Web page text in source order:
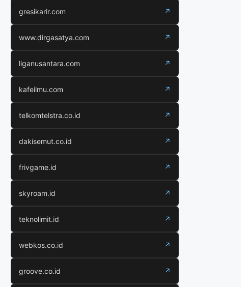
gresikarir.com ↗
www.dirgasatya.com ↗
liganusantara.com ↗
kafeilmu.com ↗
telkomtelstra.co.id ↗
dakisemut.co.id ↗
frivgame.id ↗
skyroam.id ↗
teknolimit.id ↗
webkos.co.id ↗
groove.co.id ↗